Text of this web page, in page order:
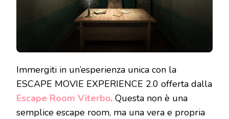
Immergiti in un’esperienza unica con la
ESCAPE MOVIE EXPERIENCE 2.0 offerta dalla
Escape Room Viterbo. Questa non è una
semplice escape room, ma una vera e propria